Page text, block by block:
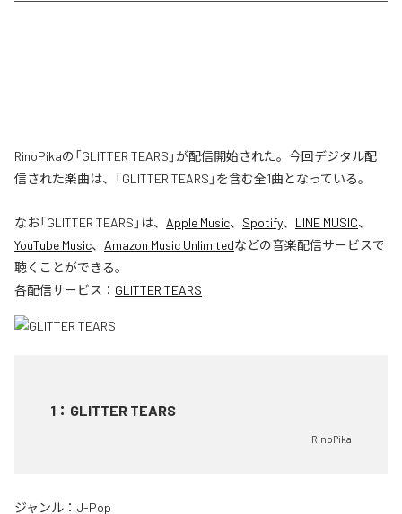
RinoPikaの「GLITTER TEARS」が配信開始された。今回デジタル配
信された楽曲は、「GLITTER TEARS」を含む全1曲となっている。
なお「GLITTER TEARS 」は、 Apple Music、 Spotify、 LINE MUSIC、
YouTube Music、 Amazon Music Unlimitedなどの音楽配信サービスで
聴くことができる。
各配信サービス： GLITTER TEARS
1 ： GLITTER TEARS
RinoPika
ジャンル： J-Pop